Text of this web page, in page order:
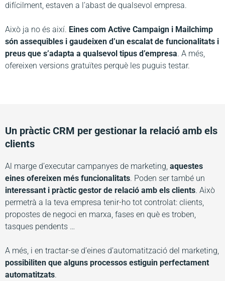
difícilment, estaven a l’abast de qualsevol empresa.
Això ja no és així. Eines com Active Campaign i Mailchimp
són assequibles i gaudeixen d’un escalat de funcionalitats i
preus que s’adapta a qualsevol tipus d’empresa. A més,
ofereixen versions gratuïtes perquè les puguis testar.
Un pràctic CRM per gestionar la relació amb els
clients
Al marge d’executar campanyes de marketing, aquestes
eines ofereixen més funcionalitats. Poden ser també un
interessant i pràctic gestor de relació amb els clients. Això
permetrà a la teva empresa tenir-ho tot controlat: clients,
propostes de negoci en marxa, fases en què es troben,
tasques pendents …
A més, i en tractar-se d’eines d’automatització del marketing,
possibiliten que alguns processos estiguin perfectament
automatitzats.